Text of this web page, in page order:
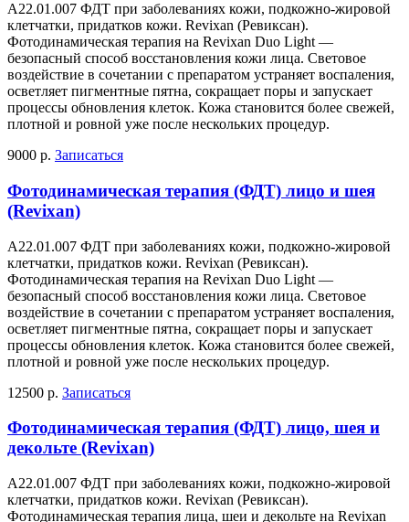
А22.01.007 ФДТ при заболеваниях кожи, подкожно-жировой
клетчатки, придатков кожи. Revixan (Ревиксан).
Фотодинамическая терапия на Revixan Duo Light —
безопасный способ восстановления кожи лица. Световое
воздействие в сочетании с препаратом устраняет воспаления,
осветляет пигментные пятна, сокращает поры и запускает
процессы обновления клеток. Кожа становится более свежей,
плотной и ровной уже после нескольких процедур.
9000 р. Записаться
Фотодинамическая терапия (ФДТ) лицо и шея
(Revixan)
А22.01.007 ФДТ при заболеваниях кожи, подкожно-жировой
клетчатки, придатков кожи. Revixan (Ревиксан).
Фотодинамическая терапия на Revixan Duo Light —
безопасный способ восстановления кожи лица. Световое
воздействие в сочетании с препаратом устраняет воспаления,
осветляет пигментные пятна, сокращает поры и запускает
процессы обновления клеток. Кожа становится более свежей,
плотной и ровной уже после нескольких процедур.
12500 р. Записаться
Фотодинамическая терапия (ФДТ) лицо, шея и
декольте (Revixan)
А22.01.007 ФДТ при заболеваниях кожи, подкожно-жировой
клетчатки, придатков кожи. Revixan (Ревиксан).
Фотодинамическая терапия лица, шеи и декольте на Revixan